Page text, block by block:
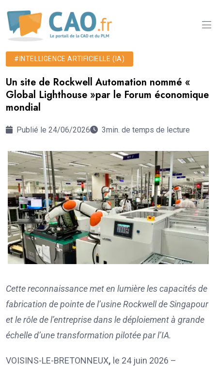
#INTELLIGENCE ARTIFICIELLE (IA)
Un site de Rockwell Automation nommé «
Global Lighthouse »par le Forum économique
mondial
Publié le 24/06/2026 3min. de temps de lecture
Cette reconnaissance met en lumière les capacités de
fabrication de pointe de l’usine Rockwell de Singapour
et le rôle de l’entreprise dans le déploiement à grande
échelle d’une transformation pilotée par l’IA.
VOISINS-LE-BRETONNEUX, le 24 juin 2026 –